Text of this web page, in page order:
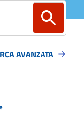
AVANZATA